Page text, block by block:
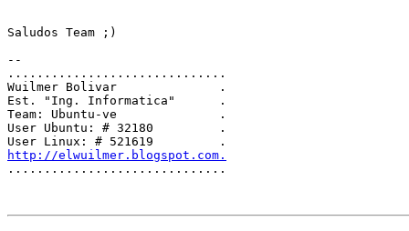
Saludos Team ;)
--
..............................
Wuilmer Bolivar              .
Est. "Ing. Informatica"      .
Team: Ubuntu-ve              .
User Ubuntu: # 32180         .
http://elwuilmer.blogspot.com.
..............................